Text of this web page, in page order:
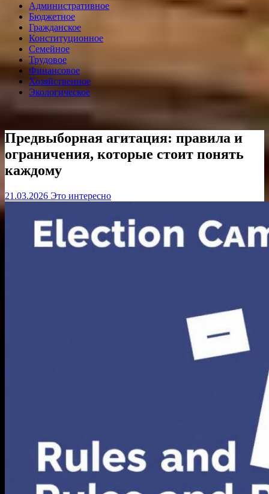
Административное
Бюджетное
Гражданское
Конституционное
Семейное
Трудовое
Финансовое
Хозяйственное
Экологическое
Предвыборная агитация: правила и
ограничения, которые стоит понять
каждому
21.03.2026 Это интересно